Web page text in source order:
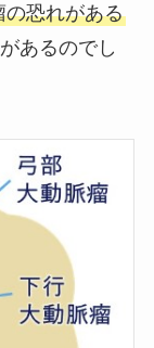
の恐れがある
あるのでし